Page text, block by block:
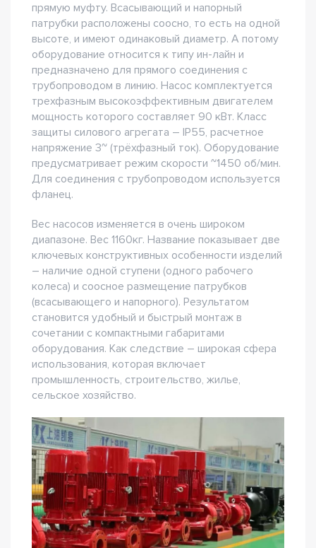
прямую муфту. Всасывающий и напорный
патрубки расположены соосно, то есть на одной
высоте, и имеют одинаковый диаметр. А потому
оборудование относится к типу ин-лайн и
предназначено для прямого соединения с
трубопроводом в линию. Насос комплектуется
трехфазным высокоэффективным двигателем
мощность которого составляет 90 кВт. Класс
защиты силового агрегата – IP55, расчетное
напряжение 3~ (трёхфазный ток). Оборудование
предусматривает режим скорости ~1450 об/мин.
Для соединения с трубопроводом используется
фланец.
Вес насосов изменяется в очень широком
диапазоне. Вес 1160кг. Название показывает две
ключевых конструктивных особенности изделий
– наличие одной ступени (одного рабочего
колеса) и соосное размещение патрубков
(всасывающего и напорного). Результатом
становится удобный и быстрый монтаж в
сочетании с компактными габаритами
оборудования. Как следствие – широкая сфера
использования, которая включает
промышленность, строительство, жилье,
сельское хозяйство.